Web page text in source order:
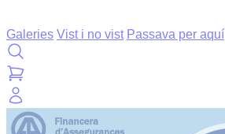
Galeries Vist i no vist Passava per aquí